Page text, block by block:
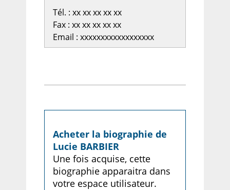
Tél. : xx xx xx xx xx
Fax : xx xx xx xx xx
Email : xxxxxxxxxxxxxxxxxx
Acheter la biographie de
Lucie BARBIER
Une fois acquise, cette
biographie apparaitra dans
votre espace utilisateur.